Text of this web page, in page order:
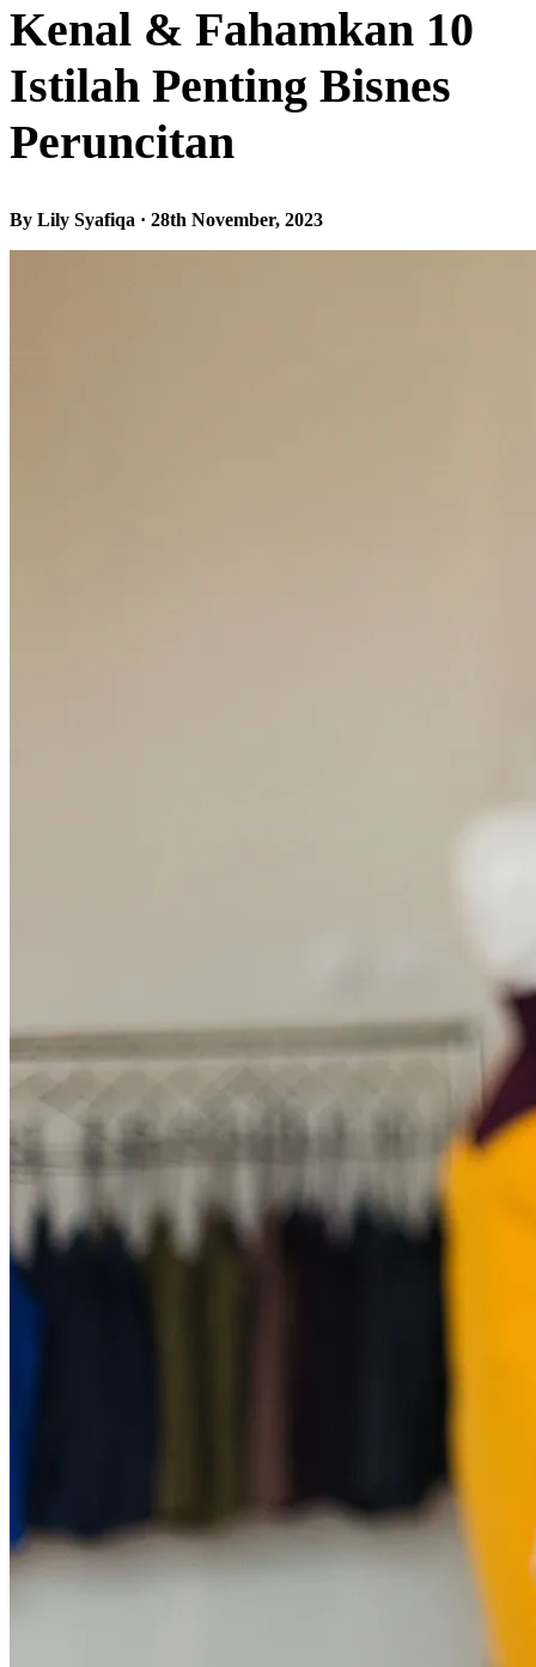
Kenal & Fahamkan 10
Istilah Penting Bisnes
Peruncitan
By Lily Syafiqa · 28th November, 2023